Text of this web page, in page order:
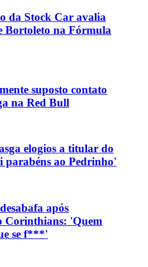
da Stock Car avalia
Bortoleto na Fórmula
suposto contato
na Red Bull
elogios a titular do
parabéns ao Pedrinho'
após
Corinthians: 'Quem
se f***'